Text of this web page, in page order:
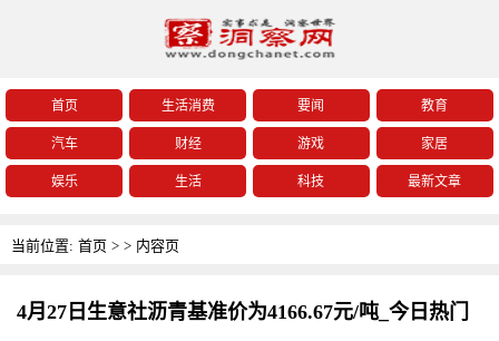
首页 生活消费 要闻 教育
汽车 财经 游戏 家居
娱乐 生活 科技 最新文章
当前位置: 首页 > > 内容页
4月27日生意社沥青基准价为4166.67元/吨_今日热门